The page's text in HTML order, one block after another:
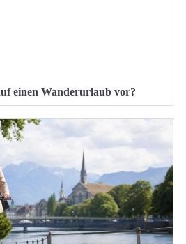
einen Wanderurlaub vor?